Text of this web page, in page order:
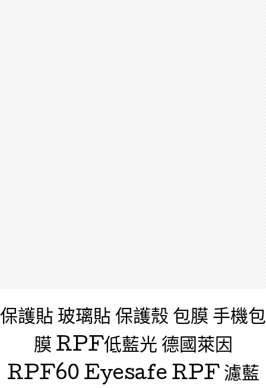
保護貼 玻璃貼 保護殼 包膜 手機包
膜 RPF低藍光 德國萊因
RPF60 Eyesafe RPF 濾藍